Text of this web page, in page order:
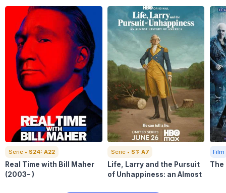
Serie • S24: A22
Real Time with Bill Maher
(2003– )
Serie • S1: A7
Life, Larry and the Pursuit
of Unhappiness: an Almost
Film